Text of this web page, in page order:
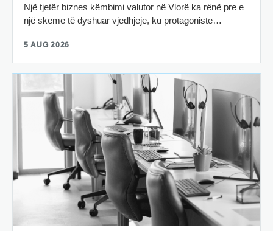
Një tjetër biznes këmbimi valutor në Vlorë ka rënë pre e
një skeme të dyshuar vjedhjeje, ku protagoniste…
5 AUG 2026